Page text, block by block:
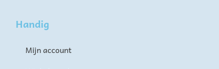
Handig
Mijn account